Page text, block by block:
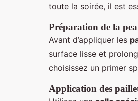
toute la soirée, il est
Préparation de la
Avant d’appliquer les
surface lisse et
choisissez un primer
Application des